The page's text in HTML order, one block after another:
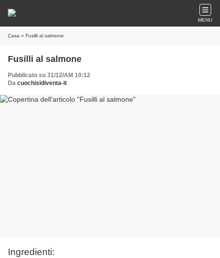
MENU
Casa » Fusilli al salmone
Fusilli al salmone
Pubblicato su 31/12/AM 10:12
Da cuochisidiventa-it
Ingredienti: